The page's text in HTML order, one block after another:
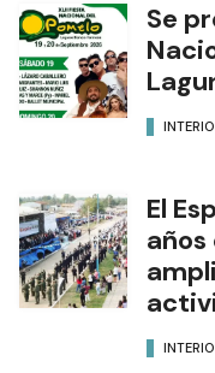
Se
El
años